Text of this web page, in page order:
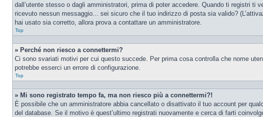
dall’utente stesso o dagli amministratori, prima di poter accedere. Quando ti registri
ricevuto nessun messaggio... sei sicuro che il tuo indirizzo di posta sia valido?
hai usato sia corretto, allora prova a contattare un amministratore.
Top
» Perché non riesco a connettermi?
Ci sono svariati motivi per cui questo succede. Per prima cosa controlla che nome
potrebbe esserci un errore di configurazione.
Top
» Mi sono registrato tempo fa, ma non riesco più a connettermi?!
È possibile che un amministratore abbia cancellato o disattivato il tuo account per
del database. Se il motivo è quest’ultimo registrati nuovamente e cerca di farti